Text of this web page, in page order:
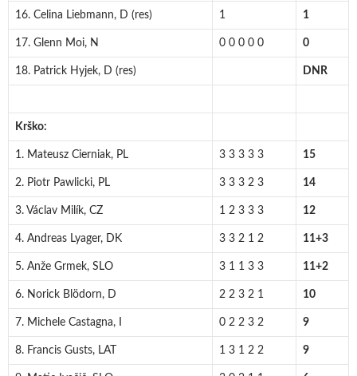
16. Celina Liebmann, D (res) 1 1
17. Glenn Moi, N 0 0 0 0 0 0
18. Patrick Hyjek, D (res) DNR
Krško:
1. Mateusz Cierniak, PL 3 3 3 3 3 15
2. Piotr Pawlicki, PL 3 3 3 2 3 14
3. Václav Milík, CZ 1 2 3 3 3 12
4. Andreas Lyager, DK 3 3 2 1 2 11+3
5. Anže Grmek, SLO 3 1 1 3 3 11+2
6. Norick Blödorn, D 2 2 3 2 1 10
7. Michele Castagna, I 0 2 2 3 2 9
8. Francis Gusts, LAT 1 3 1 2 2 9